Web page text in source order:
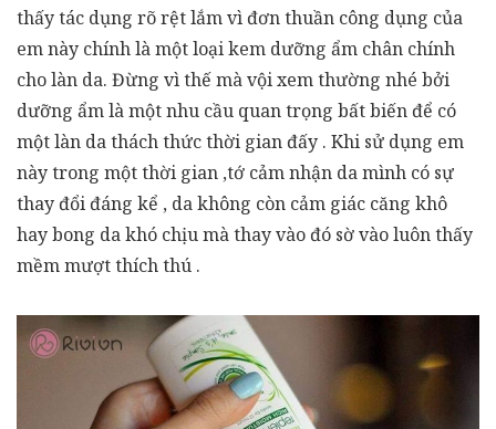
thấy tác dụng rõ rệt lắm vì đơn thuần công dụng của
em này chính là một loại kem dưỡng ẩm chân chính
cho làn da. Đừng vì thế mà vội xem thường nhé bởi
dưỡng ẩm là một nhu cầu quan trọng bất biến để có
một làn da thách thức thời gian đấy . Khi sử dụng em
này trong một thời gian ,tớ cảm nhận da mình có sự
thay đổi đáng kể , da không còn cảm giác căng khô
hay bong da khó chịu mà thay vào đó sờ vào luôn thấy
mềm mượt thích thú .